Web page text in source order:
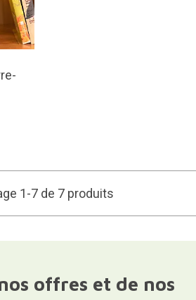
1-7 de 7 produits
offres et de nos